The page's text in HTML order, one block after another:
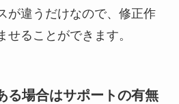
が違うだけなので、修正作
ることができます。
る場合はサポートの有無